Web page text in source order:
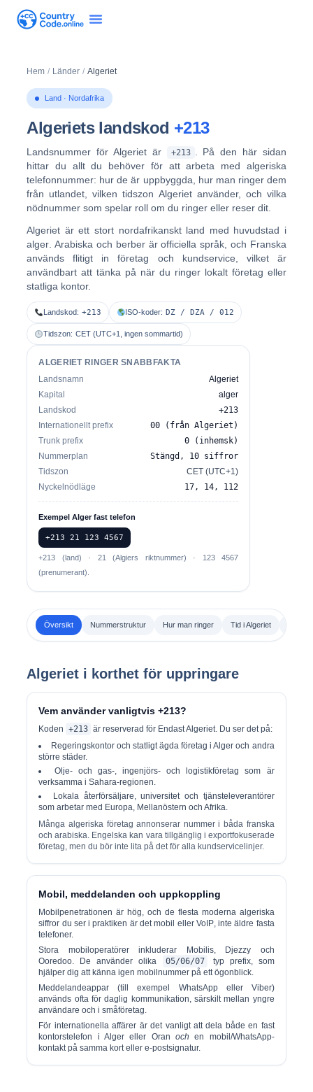
Hem / Länder / Algeriet
Land · Nordafrika
Algeriets landskod +213
Landsnummer för Algeriet är +213
. På den här sidan
hittar du allt du behöver för att arbeta med algeriska
telefonnummer: hur de är uppbyggda, hur man ringer dem
från utlandet, vilken tidszon Algeriet använder, och vilka
nödnummer som spelar roll om du ringer eller reser dit.
Algeriet är ett stort nordafrikanskt land med huvudstad i
alger . Arabiska och berber är officiella språk, och Franska
används flitigt in företag och kundservice, vilket är
användbart att tänka på när du ringer lokalt företag eller
statliga kontor.
Landskod: +213 ISO-koder: DZ / DZA / 012
Tidszon: CET (UTC+1, ingen sommartid)
ALGERIET RINGER SNABBFAKTA
Landsnamn
Algeriet
Kapital
alger
Landskod
+213
Internationellt prefix
00 (från Algeriet)
Trunk prefix
0 (inhemsk)
Nummerplan
Stängd, 10 siffror
Tidszon
CET (UTC+1)
Nyckelnödläge
17, 14, 112
Exempel Alger fast telefon
+213 21 123 4567
+213 (land) · 21 (Algiers riktnummer) · 123 4567
(prenumerant).
Översikt Nummerstruktur Hur man ringer Tid i Algeriet
Algeriet i korthet för uppringare
Vem använder vanligtvis +213?
Koden +213 är reserverad för Endast Algeriet. Du ser det på:
Regeringskontor och statligt ägda företag i Alger och andra
större städer.
Olje- och gas-, ingenjörs- och logistikföretag som är
verksamma i Sahara-regionen.
Lokala återförsäljare, universitet och tjänsteleverantörer
som arbetar med Europa, Mellanöstern och Afrika.
Många algeriska företag annonserar nummer i båda franska
ocharabiska. Engelska kan vara tillgänglig i exportfokuserade
företag, men du bör inte lita på det för alla kundservicelinjer.
Mobil, meddelanden och uppkoppling
Mobilpenetrationen är hög, och de flesta moderna algeriska
siffror du ser i praktiken är detmobil eller VoIP, inte äldre fasta
telefoner.
Stora mobiloperatörer inkluderar Mobilis, Djezzy och
Ooredoo. De använder olika
05/06/07
typ prefix, som
hjälper dig att känna igen mobilnummer på ett ögonblick.
Meddelandeappar (till exempel WhatsApp eller Viber)
används ofta för daglig kommunikation, särskilt mellan yngre
användare och i småföretag.
För internationella affärer är det vanligt att dela både en fast
kontorstelefon i Alger eller Oran och en mobil/WhatsApp-
kontakt på samma kort eller e-postsignatur.